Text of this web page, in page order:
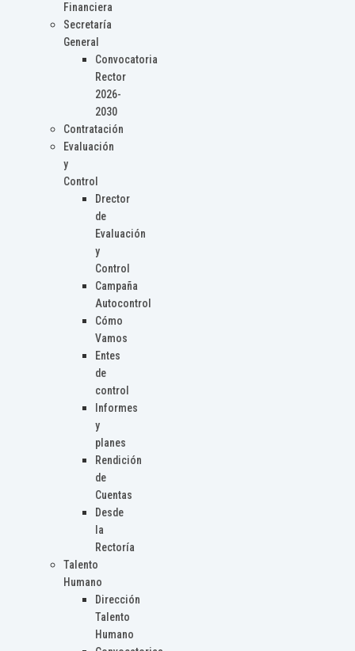
Financiera
Secretaría
General
Convocatoria
Rector
2026-
2030
Contratación
Evaluación
y
Control
Drector
de
Evaluación
y
Control
Campaña
Autocontrol
Cómo
Vamos
Entes
de
control
Informes
y
planes
Rendición
de
Cuentas
Desde
la
Rectoría
Talento
Humano
Dirección
Talento
Humano